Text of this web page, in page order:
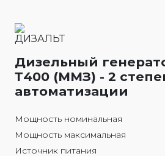
Дизельный
Т400 (ММЗ) - 2
автоматизации
Мощность номинальная
Мощность максимальная
Источник питания